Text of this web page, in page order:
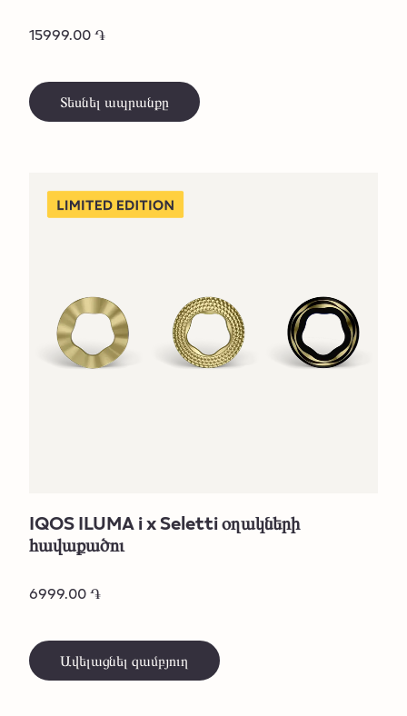
15999.00 ֏
Տեսնել ապրանքը
IQOS ILUMA i x Seletti օղակների
հավաքածու
6999.00 ֏
Ավելացնել զամբյուղ